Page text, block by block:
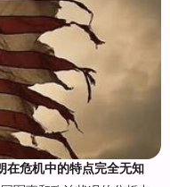
在危机中的特点完全无知